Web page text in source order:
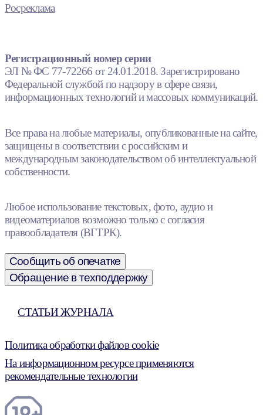
Росреклама
Регистрационный номер серии
ЭЛ № ФС 77-72266 от 24.01.2018. Зарегистрировано
Федеральной службой по надзору в сфере связи,
информационных технологий и массовых коммуникаций.
Все права на любые материалы, опубликованные на сайте,
защищены в соответствии с российским и
международным законодательством об интеллектуальной
собственности.
Любое использование текстовых, фото, аудио и
видеоматериалов возможно только с согласия
правообладателя (ВГТРК).
Сообщить об опечатке
Обращение в техподдержку
СТАТЬИ ЖУРНАЛА
Политика обработки файлов cookie
На информационном ресурсе применяются
рекомендательные технологии